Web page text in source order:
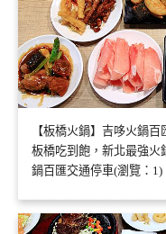
【板橋火鍋】吉哆火鍋
板橋吃到飽，新北最強火
鍋百匯交通停車(瀏覽：1)